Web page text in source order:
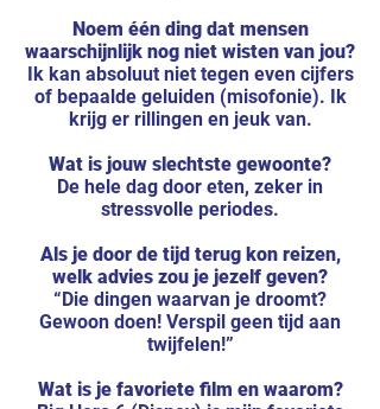
Noem één ding dat mensen
waarschijnlijk nog niet wisten van jou?
Ik kan absoluut niet tegen even cijfers
of bepaalde geluiden (misofonie). Ik
krijg er rillingen en jeuk van.
Wat is jouw slechtste gewoonte?
De hele dag door eten, zeker in
stressvolle periodes.
Als je door de tijd terug kon reizen,
welk advies zou je jezelf geven?
“Die dingen waarvan je droomt?
Gewoon doen! Verspil geen tijd aan
twijfelen!”
Wat is je favoriete film en waarom?